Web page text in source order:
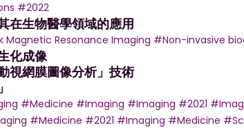
#2022
在生物醫學領域的應用
Magnetic Resonance Imaging #Non-invasive
化成像
視網膜圖像分析」技術
#Medicine #Imaging #Imaging #2021
#Medicine #2021 #Imaging #Medicine